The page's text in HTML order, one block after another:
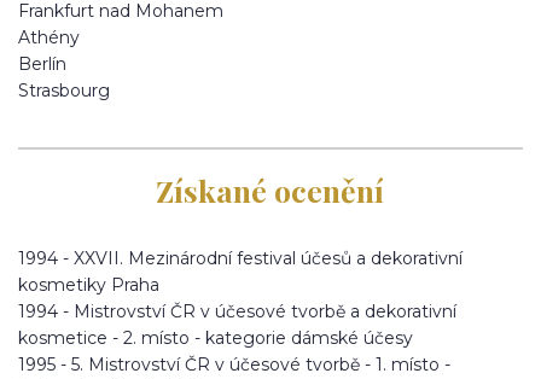
Frankfurt nad Mohanem
Athény
Berlín
Strasbourg
Získané ocenění
1994 - XXVII. Mezinárodní festival účesů a dekorativní
kosmetiky Praha
1994 - Mistrovství ČR v účesové tvorbě a dekorativní
kosmetice - 2. místo - kategorie dámské účesy
1995 - 5. Mistrovství ČR v účesové tvorbě - 1. místo -